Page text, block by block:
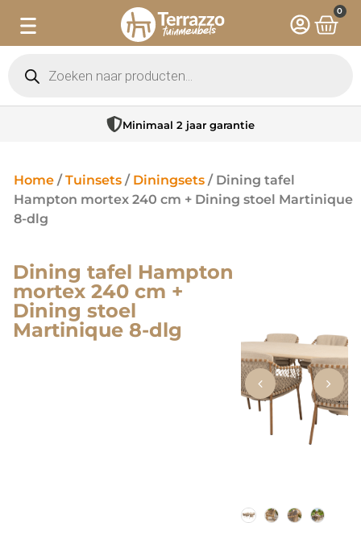
0
Minimaal 2 jaar garantie
Home / Tuinsets / Diningsets / Dining tafel
Hampton mortex 240 cm + Dining stoel Martinique
8-dlg
Dining tafel Hampton
mortex 240 cm +
Dining stoel
Martinique 8-dlg